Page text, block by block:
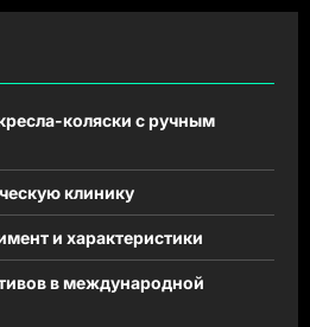
коляски с ручным
клинику
и характеристики
в международной